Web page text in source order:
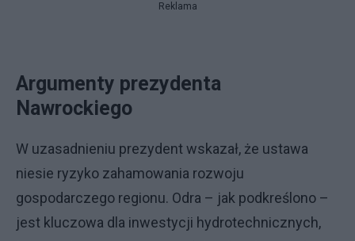
Reklama
Argumenty prezydenta
Nawrockiego
W uzasadnieniu prezydent wskazał, że ustawa
niesie ryzyko zahamowania rozwoju
gospodarczego regionu. Odra – jak podkreślono –
jest kluczowa dla inwestycji hydrotechnicznych,